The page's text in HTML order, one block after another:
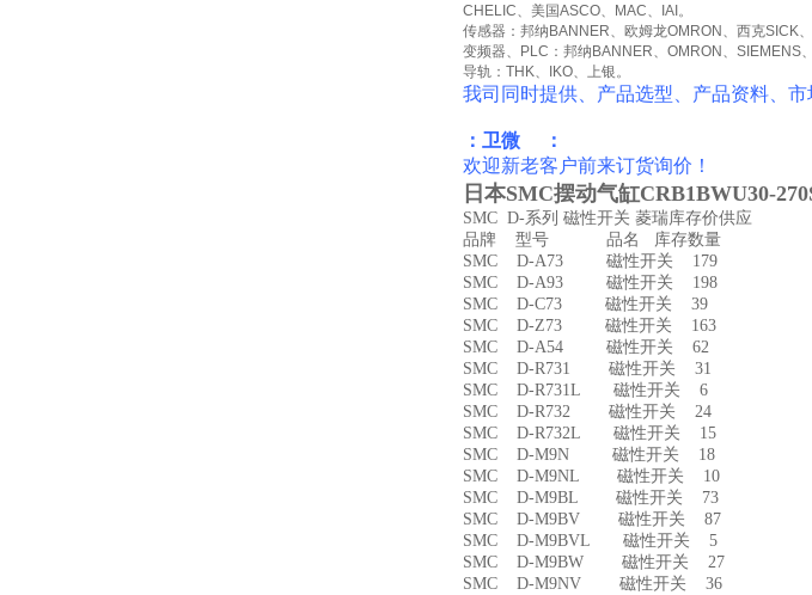
CHELIC、美国ASCO、 MAC、 IAI 。
传感器：邦纳 BANNER、欧姆龙OMRON 、西克SICK、
变频器、
PLC ：邦纳 BANNER、 OMRON 、 SIEMENS、
导轨： THK、 IKO、上银。
我司同时提供、产品选型、产品资料、市
：卫微 ：
欢迎新老客户前来订货询价！
日本SMC摆动气缸CRB1BWU30-
SMC D-系列 磁性开关 菱瑞库存价供应
品牌 型号 品名 库存数量
SMC D-A73 磁性开关 179
SMC D-A93 磁性开关 198
SMC D-C73 磁性开关 39
SMC D-Z73 磁性开关 163
SMC D-A54 磁性开关 62
SMC D-R731 磁性开关 31
SMC D-R731L 磁性开关 6
SMC D-R732 磁性开关 24
SMC D-R732L 磁性开关 15
SMC D-M9N 磁性开关 18
SMC D-M9NL 磁性开关 10
SMC D-M9BL 磁性开关 73
SMC D-M9BV 磁性开关 87
SMC D-M9BVL 磁性开关 5
SMC D-M9BW 磁性开关 27
SMC D-M9NV 磁性开关 36